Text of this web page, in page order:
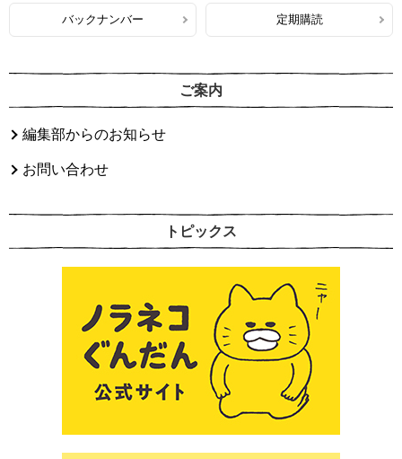
バックナンバー 定期購読
ご案内
編集部からのお知らせ
お問い合わせ
トピックス